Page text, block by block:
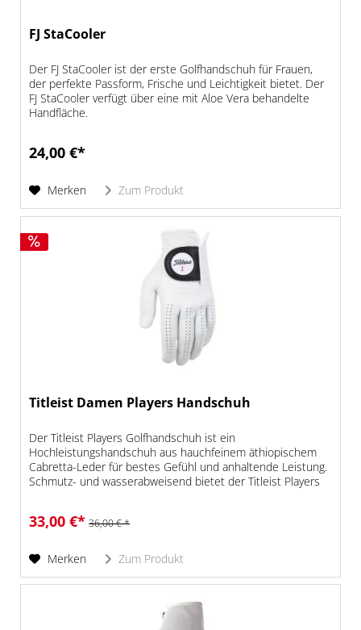
FJ StaCooler
Der FJ StaCooler ist der erste Golfhandschuh für Frauen,
der perfekte Passform, Frische und Leichtigkeit bietet. Der
FJ StaCooler verfügt über eine mit Aloe Vera behandelte
Handfläche.
24,00 €*
Merken Zum Produkt
Titleist Damen Players Handschuh
Der Titleist Players Golfhandschuh ist ein
Hochleistungshandschuh aus hauchfeinem äthiopischem
Cabretta-Leder für bestes Gefühl und anhaltende Leistung.
Schmutz- und wasserabweisend bietet der Titleist Players
33,00 €* 36,00 € *
Merken Zum Produkt